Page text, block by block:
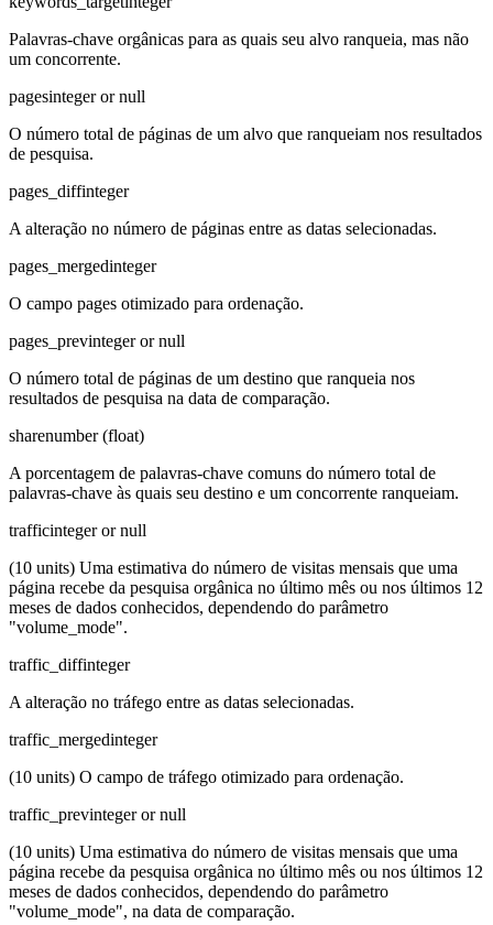
Palavras-chave orgânicas para as quais seu alvo ranqueia, mas não
um concorrente.
pagesinteger or null
O número total de páginas de um alvo que ranqueiam nos resultados
de pesquisa.
pages_diffinteger
A alteração no número de páginas entre as datas selecionadas.
pages_mergedinteger
O campo pages otimizado para ordenação.
pages_previnteger or null
O número total de páginas de um destino que ranqueia nos
resultados de pesquisa na data de comparação.
sharenumber (float)
A porcentagem de palavras-chave comuns do número total de
palavras-chave às quais seu destino e um concorrente ranqueiam.
trafficinteger or null
(10 units) Uma estimativa do número de visitas mensais que uma
página recebe da pesquisa orgânica no último mês ou nos últimos 12
meses de dados conhecidos, dependendo do parâmetro
"volume_mode".
traffic_diffinteger
A alteração no tráfego entre as datas selecionadas.
traffic_mergedinteger
(10 units) O campo de tráfego otimizado para ordenação.
traffic_previnteger or null
(10 units) Uma estimativa do número de visitas mensais que uma
página recebe da pesquisa orgânica no último mês ou nos últimos 12
meses de dados conhecidos, dependendo do parâmetro
"volume_mode", na data de comparação.